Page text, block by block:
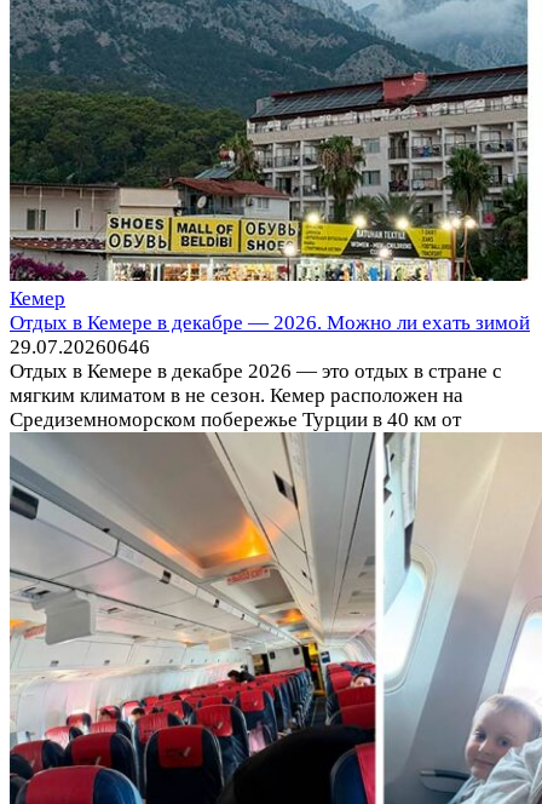
Кемер
Отдых в Кемере в декабре — 2026. Можно ли ехать зимой
29.07.20260646
Отдых в Кемере в декабре 2026 — это отдых в стране с
мягким климатом в не сезон. Кемер расположен на
Средиземноморском побережье Турции в 40 км от